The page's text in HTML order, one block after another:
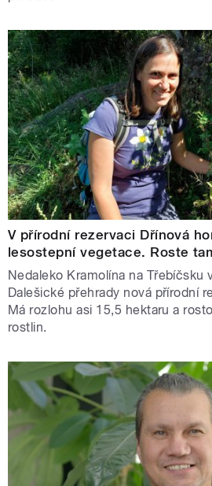
V přírodní rezervaci Dřínová
lesostepní vegetace. Roste
Nedaleko Kramolína na Třebíčsku
Dalešické přehrady nová přírodní
Má rozlohu asi 15,5 hektaru a
rostlin.